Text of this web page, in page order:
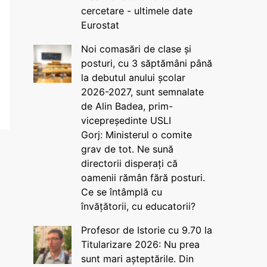
cercetare - ultimele date
Eurostat
Noi comasări de clase și
posturi, cu 3 săptămâni până
la debutul anului școlar
2026-2027, sunt semnalate
de Alin Badea, prim-
vicepreședinte USLI
Gorj: Ministerul o comite
grav de tot. Ne sună
directorii disperați că
oamenii rămân fără posturi.
Ce se întâmplă cu
învățătorii, cu educatorii?
Profesor de Istorie cu 9.70 la
Titularizare 2026: Nu prea
sunt mari așteptările. Din